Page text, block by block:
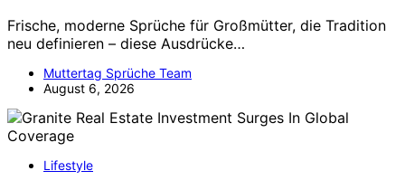
Frische, moderne Sprüche für Großmütter, die Tradition
neu definieren – diese Ausdrücke…
Muttertag Sprüche Team
August 6, 2026
Lifestyle